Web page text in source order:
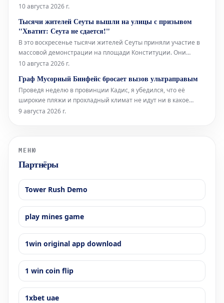
необычайной лёгкостью объединяет положения Критической
отстаивает ценность фантазии, противопоставляя её
чрезмерной немецкой серьёзност
10 августа 2026 г.
Тысячи жителей Сеуты вышли на улицы с призывом
"Хватит: Сеута не сдается!"
В это воскресенье тысячи жителей Сеуты приняли участие в
массовой демонстрации на площади Конституции. Они
собрались, чтобы потребовать решительных действий в ответ
массового притока мигрантов 30 июля. Главным лозунгом дня
стало "Хватит! Сеут
10 августа 2026 г.
Граф Мусорный Бинфейс бросает вызов ультраправым
Проведя неделю в провинции Кадис, я убедился, что её
широкие пляжи и прохладный климат не идут ни в какое
сравнение со средиземноморским побережьем. Здесь, в
9 августа 2026 г.
МЕНЮ
Партнёры
Tower Rush Demo
play mines game
1win original app download
1 win coin flip
1xbet uae